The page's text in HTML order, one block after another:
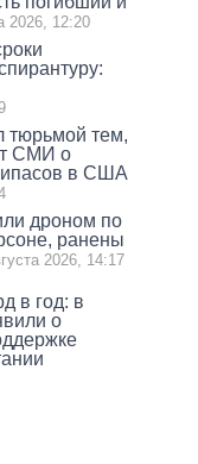
2026, 12:20
тюрьмой тем,
СМИ о
в США
дроном по
ранены
2026, 14:17
в год: в
о